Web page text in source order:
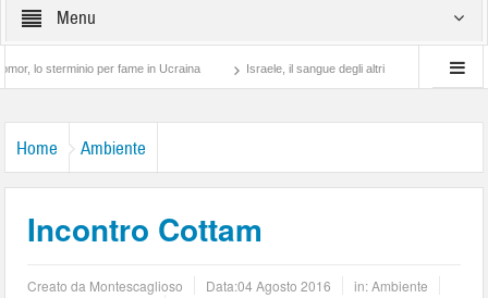
Menu
per fame in Ucraina Israele, il sangue degli altri Lotta di classe…
Home Ambiente
Incontro Cottam
Creato da Montescaglioso Data:04 Agosto 2016 in:Ambiente